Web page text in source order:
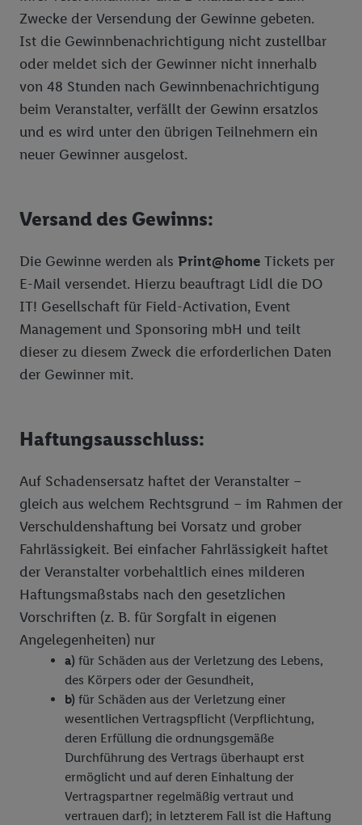
Zwecke der Versendung der Gewinne gebeten.
Ist die Gewinnbenachrichtigung nicht zustellbar
oder meldet sich der Gewinner nicht innerhalb
von 48 Stunden nach Gewinnbenachrichtigung
beim Veranstalter, verfällt der Gewinn ersatzlos
und es wird unter den übrigen Teilnehmern ein
neuer Gewinner ausgelost.
Versand des Gewinns:
Die Gewinne werden als Print@home Tickets per
E-Mail versendet. Hierzu beauftragt Lidl die DO
IT! Gesellschaft für Field-Activation, Event
Management und Sponsoring mbH und teilt
dieser zu diesem Zweck die erforderlichen Daten
der Gewinner mit.
Haftungsausschluss:
Auf Schadensersatz haftet der Veranstalter –
gleich aus welchem Rechtsgrund – im Rahmen der
Verschuldenshaftung bei Vorsatz und grober
Fahrlässigkeit. Bei einfacher Fahrlässigkeit haftet
der Veranstalter vorbehaltlich eines milderen
Haftungsmaßstabs nach den gesetzlichen
Vorschriften (z. B. für Sorgfalt in eigenen
Angelegenheiten) nur
a) für Schäden aus der Verletzung des Lebens,
des Körpers oder der Gesundheit,
b) für Schäden aus der Verletzung einer
wesentlichen Vertragspflicht (Verpflichtung,
deren Erfüllung die ordnungsgemäße
Durchführung des Vertrags überhaupt erst
ermöglicht und auf deren Einhaltung der
Vertragspartner regelmäßig vertraut und
vertrauen darf); in letzterem Fall ist die Haftung